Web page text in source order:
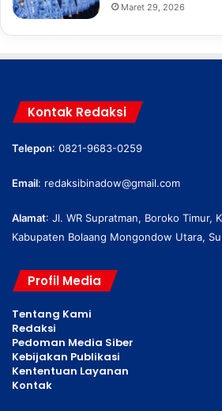
Maret 29, 2026
Kontak Redaksi
Telepon: 0821-9683-0259
Email: redaksibinadow@gmail.com
Alamat: Jl. WR Supratman, Boroko Timur,
Kabupaten Bolaang Mongondow Utara,
Profil Media
Tentang Kami
Redaksi
Pedoman Media Siber
Kebijakan Publikasi
Kententuan Layanan
Kontak